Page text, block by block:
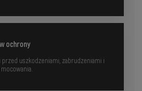
ochrony
przed uszkodzeniami, zabrudzeniami i